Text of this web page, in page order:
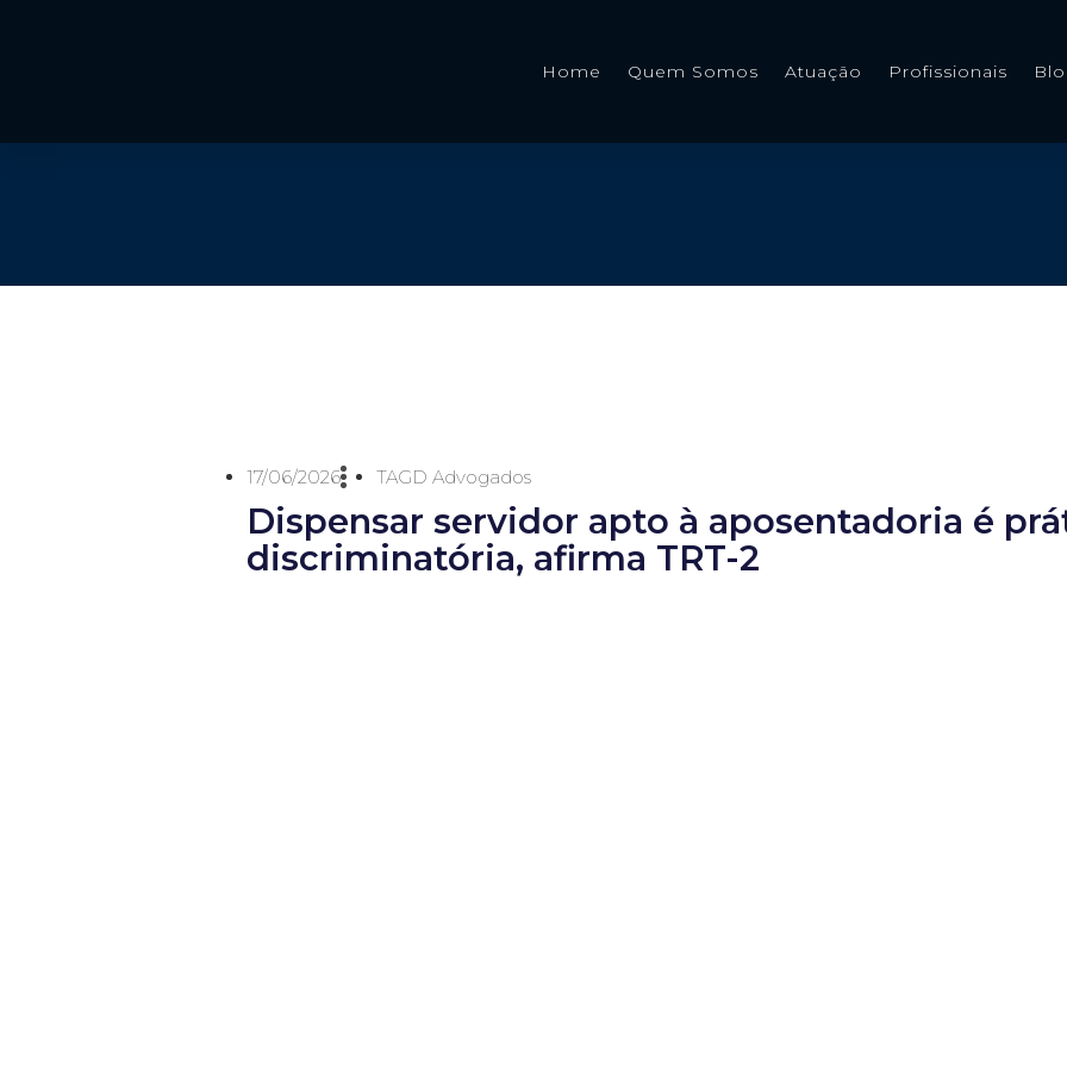
Home Quem Somos Atuação Profissionais
17/06/2026 TAGD Advogados
Dispensar servidor apto à aposentadoria é
discriminatória, afirma TRT-2